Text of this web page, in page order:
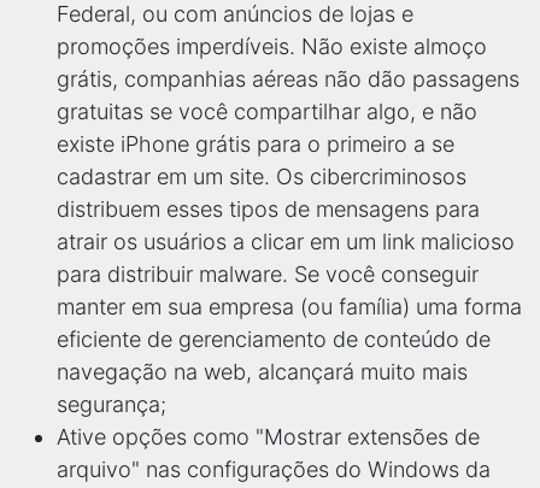
Federal, ou com anúncios de lojas e
promoções imperdíveis. Não existe almoço
grátis, companhias aéreas não dão passagens
gratuitas se você compartilhar algo, e não
existe iPhone grátis para o primeiro a se
cadastrar em um site. Os cibercriminosos
distribuem esses tipos de mensagens para
atrair os usuários a clicar em um link malicioso
para distribuir malware. Se você conseguir
manter em sua empresa (ou família) uma forma
eficiente de gerenciamento de conteúdo de
navegação na web, alcançará muito mais
segurança;
Ative opções como "Mostrar extensões de
arquivo" nas configurações do Windows da